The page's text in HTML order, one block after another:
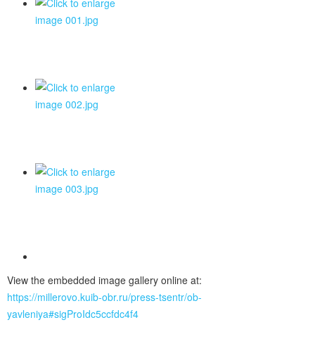
View the embedded image gallery online at:
https://millerovo.kuib-obr.ru/press-tsentr/ob-
yavleniya#sigProIdc5ccfdc4f4